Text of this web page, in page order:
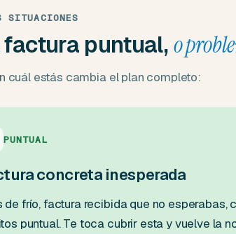
SITUACIONES
factura puntual,o
cuál estás cambia el plan completo:
PUNTUAL
concreta inesperada
de frío, factura recibida que no esperabas,
puntual. Te toca cubrir esta y vuelve la